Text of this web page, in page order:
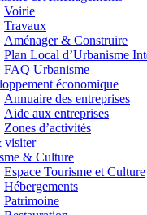
Voirie
Travaux
Aménager & Construire
Plan Local d’Urbanisme
FAQ Urbanisme
économique
Annuaire des entreprises
Aide aux entreprises
Zones d’activités
visiter
& Culture
Espace Tourisme et Culture
Hébergements
Patrimoine